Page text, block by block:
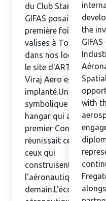
du Club Start'Air du
GIFAS posait pour la
première fois ses
valises à Toulouse,
dans nos locaux, sur
le site d'ARTS où
Viraj Aero est
implanté.Un cadre
symbolique : le
hangar qui a abrité le
premier Concorde
réunissait celles et
ceux qui
construisent
l'aéronautique de
demain.L'écosystème
the
with